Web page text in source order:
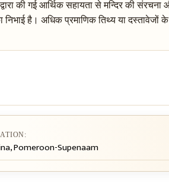
की गई आर्थिक सहायता से मन्दिर की
निभाई है। अधिक प्रमाणिक तिथ्य या
Pomeroon-Supenaam